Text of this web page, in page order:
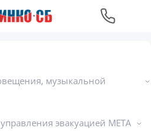
музыкальной
эвакуацией МЕТА